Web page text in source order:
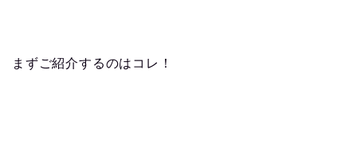
まずご紹介するのはコレ！